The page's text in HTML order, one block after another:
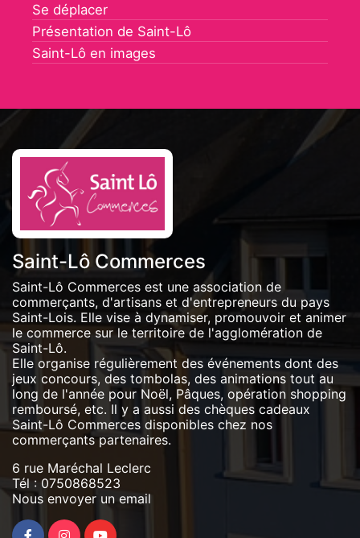
Se déplacer
Présentation de Saint-Lô
Saint-Lô en images
Saint-Lô Commerces
Saint-Lô Commerces est une association de
commerçants, d'artisans et d'entrepreneurs du pays
Saint-Lois. Elle vise à dynamiser, promouvoir et animer
le commerce sur le territoire de l'agglomération de
Saint-Lô.
Elle organise régulièrement des événements dont des
jeux concours, des tombolas, des animations tout au
long de l'année pour Noël, Pâques, opération shopping
remboursé, etc. Il y a aussi des chèques cadeaux
Saint-Lô Commerces disponibles chez nos
commerçants partenaires.
6 rue Maréchal Leclerc
Tél : 0750868523
Nous envoyer un email